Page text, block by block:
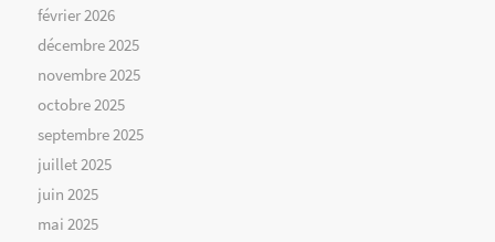
février 2026
décembre 2025
novembre 2025
octobre 2025
septembre 2025
juillet 2025
juin 2025
mai 2025